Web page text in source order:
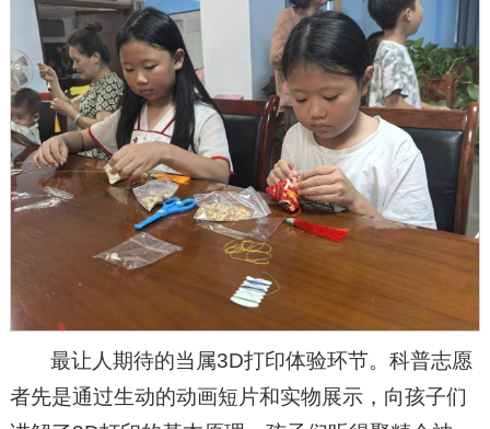
最让人期待的当属3D打印体验环节。科普志愿
者先是通过生动的动画短片和实物展示，向孩子们